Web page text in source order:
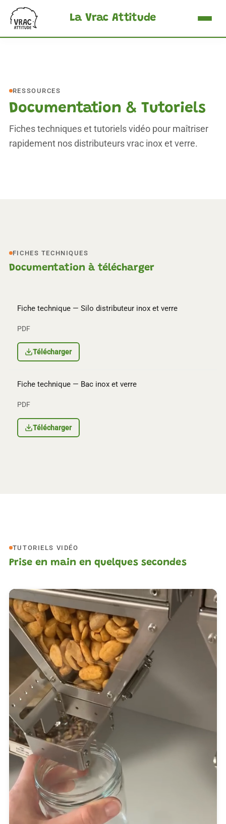
La Vrac Attitude
Les Bacs
Nous Contacter
RESSOURCES
Documentation & Tutoriels
Fiches techniques et tutoriels vidéo pour maîtriser
rapidement nos distributeurs vrac inox et verre.
FICHES TECHNIQUES
Documentation à télécharger
Fiche technique — Silo distributeur inox et verre
PDF
Télécharger
Fiche technique — Bac inox et verre
PDF
Télécharger
TUTORIELS VIDÉO
Prise en main en quelques secondes